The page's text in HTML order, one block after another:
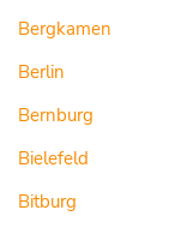
Bergkamen
Berlin
Bernburg
Bielefeld
Bitburg